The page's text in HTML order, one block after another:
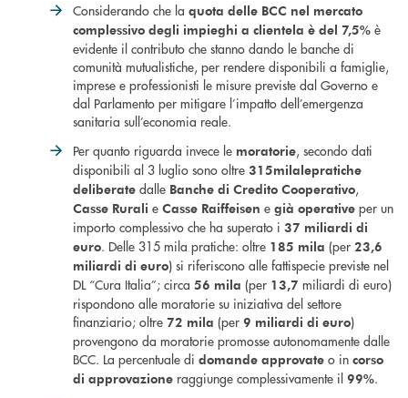
Considerando che la quota delle BCC nel mercato
complessivo degli impieghi a clientela è del 7,5% è
evidente il contributo che stanno dando le banche di
comunità mutualistiche, per rendere disponibili a famiglie,
imprese e professionisti le misure previste dal Governo e
dal Parlamento per mitigare l’impatto dell’emergenza
sanitaria sull’economia reale.
Per quanto riguarda invece le moratorie, secondo dati
disponibili al 3 luglio sono oltre 315milalepratiche
deliberate dalle Banche di Credito Cooperativo,
Casse Rurali e Casse Raiffeisen e già operative per un
importo complessivo che ha superato i 37 miliardi di
euro. Delle 315 mila pratiche: oltre 185 mila (per 23,6
miliardi di euro) si riferiscono alle fattispecie previste nel
DL “Cura Italia”; circa 56 mila (per 13,7 miliardi di euro)
rispondono alle moratorie su iniziativa del settore
finanziario; oltre 72 mila (per 9 miliardi di euro)
provengono da moratorie promosse autonomamente dalle
BCC. La percentuale di domande approvate o in corso
di approvazione raggiunge complessivamente il 99%.